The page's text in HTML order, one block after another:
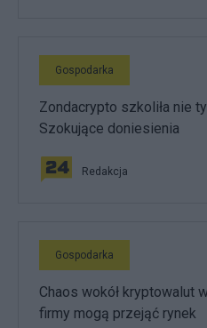
Gospodarka
Zondacrypto szkoliła nie
Szokujące doniesienia
Redakcja
Gospodarka
Chaos wokół kryptowalut
firmy mogą przejąć rynek